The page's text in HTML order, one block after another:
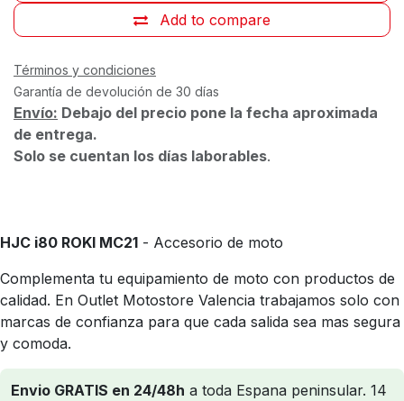
Add to compare
Términos y condiciones
Garantía de devolución de 30 días
Envío: Debajo del precio pone la fecha aproximada
de entrega.
Solo se cuentan los días laborables.
HJC i80 ROKI MC21 - Accesorio de moto
Complementa tu equipamiento de moto con productos de
calidad. En Outlet Motostore Valencia trabajamos solo con
marcas de confianza para que cada salida sea mas segura
y comoda.
Envio GRATIS en 24/48h a toda Espana peninsular. 14